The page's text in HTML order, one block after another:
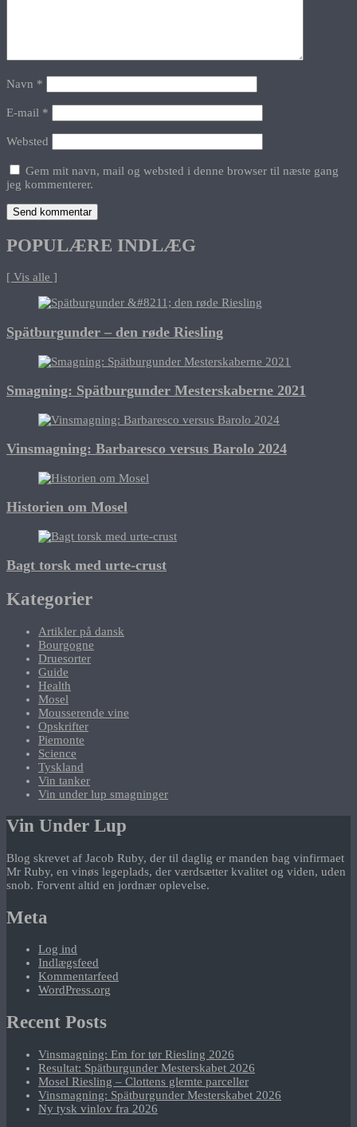
Navn *
E-mail *
Websted
Gem mit navn, mail og websted i denne browser til næste gang
jeg kommenterer.
POPULÆRE INDLÆG
[ Vis alle ]
Spätburgunder – den røde Riesling
Smagning: Spätburgunder Mesterskaberne 2021
Vinsmagning: Barbaresco versus Barolo 2024
Historien om Mosel
Bagt torsk med urte-crust
Kategorier
Artikler på dansk
Bourgogne
Druesorter
Guide
Health
Mosel
Mousserende vine
Opskrifter
Piemonte
Science
Tyskland
Vin tanker
Vin under lup smagninger
Vin Under Lup
Blog skrevet af Jacob Ruby, der til daglig er manden bag vinfirmaet
Mr Ruby, en vinøs legeplads, der værdsætter kvalitet og viden, uden
snob. Forvent altid en jordnær oplevelse.
Meta
Log ind
Indlægsfeed
Kommentarfeed
WordPress.org
Recent Posts
Vinsmagning: Em for tør Riesling 2026
Resultat: Spätburgunder Mesterskabet 2026
Mosel Riesling – Clottens glemte parceller
Vinsmagning: Spätburgunder Mesterskabet 2026
Ny tysk vinlov fra 2026